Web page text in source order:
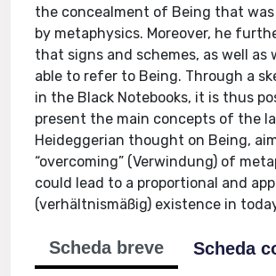
the concealment of Being that
by metaphysics. Moreover, he
that signs and schemes, as well as
able to refer to Being. Through a
in the Black Notebooks, it is thus
present the main concepts of the
Heideggerian thought on Being,
“overcoming” (Verwindung) of
could lead to a proportional and
(verhältnismäßig) existence in
Scheda breve
Scheda